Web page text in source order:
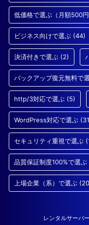
低価格で選ぶ（月額500円
ビジネス向けで選ぶ (44)
決済付きで選ぶ (2)
バックアップ復元無料で
http/3対応で選ぶ (5)
WordPress対応で選ぶ
セキュリティ重視で選ぶ
品質保証制度100%で選ぶ
上場企業（系）で選ぶ
レンタルサーバ